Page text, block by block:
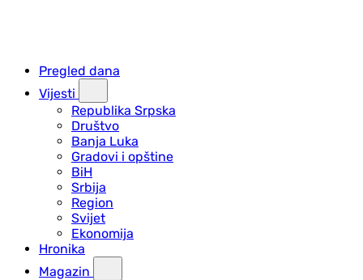
Pregled dana
Vijesti
Republika Srpska
Društvo
Banja Luka
Gradovi i opštine
BiH
Srbija
Region
Svijet
Ekonomija
Hronika
Magazin